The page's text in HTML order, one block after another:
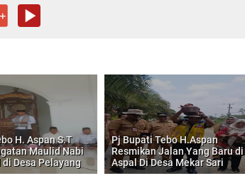
H. Aspan S.T
Maulid Nabi
Desa Pelayang
Pj Bupati Tebo H.Aspan
Resmikan Jalan Yang Baru di
Aspal Di Desa Mekar Sari